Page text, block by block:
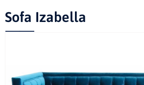
Sofa Izabella